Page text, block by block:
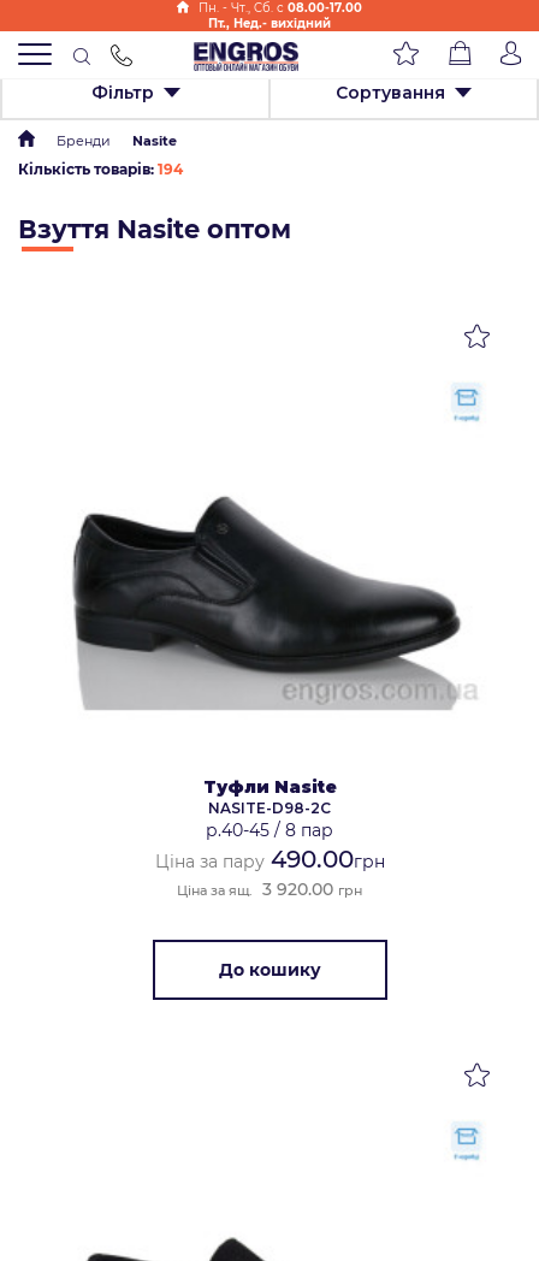
Пн. - Чт., Cб. с 08.00-17.00
Пт., Нед.- вихідний
Фільтр Сортування
Бренди Nasite
Кількість товарів: 194
Взуття Nasite оптом
Туфли Nasite
NASITE-D98-2C
р.40-45 / 8 пар
Ціна за пару490.00грн
Ціна за ящ. 3 920.00 грн
До кошику